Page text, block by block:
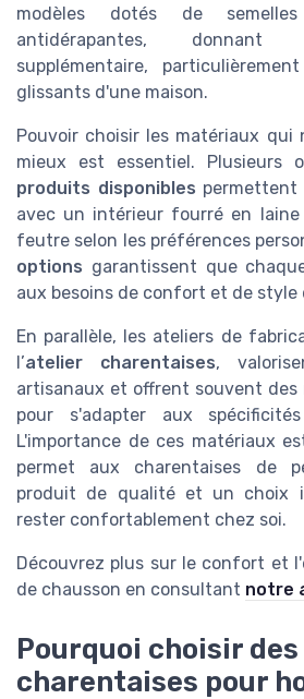
modèles dotés de
antidérapantes, donnant
supplémentaire,
glissants d'une maison.
Pouvoir choisir les matériaux qui
mieux est essentiel. Plusieurs
produits disponibles permettent
avec un intérieur fourré en laine
feutre selon les préférences
options garantissent que
aux besoins de confort et de style
En parallèle, les ateliers de
l’atelier charentaises,
artisanaux et offrent souvent des
pour s'adapter aux
L'importance de ces matériaux
permet aux charentaises de
produit de qualité et un choix
rester confortablement chez soi.
Découvrez plus sur le confort et
de chausson en consultant notre
Pourquoi choisir
charentaises pour